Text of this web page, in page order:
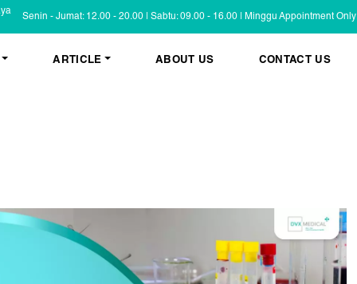
Senin - Jumat: 12.00 - 20.00 | Sabtu: 09.00 - 16.00 | Minggu Appointment Only
Kulit Lain
ARTICLE
Informasi Umum
Tips dan Trik
Cerita Pasien
ABOUT US CONTACT US